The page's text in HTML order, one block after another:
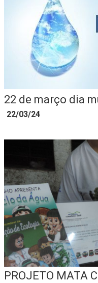
22 de março dia
22/03/24
PROJETO MATA